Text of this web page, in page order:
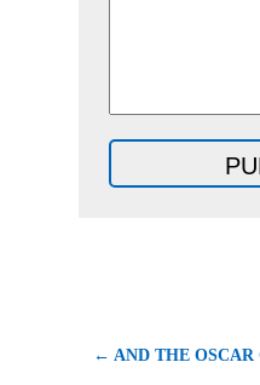
← AND THE OSCAR